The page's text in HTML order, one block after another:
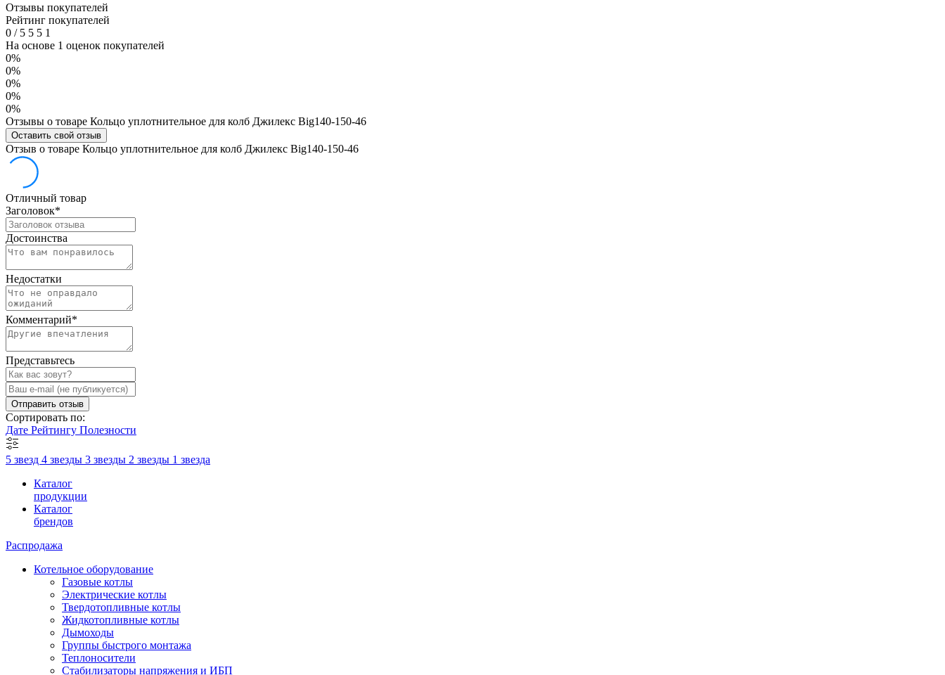
Отзывы покупателей
Рейтинг покупателей
0 /5 5 5 1
На основе 1 оценок покупателей
0%
0%
0%
0%
0%
Отзывы о товаре Кольцо уплотнительное для колб Джилекс Big140-150-46
Оставить свой отзыв
Отзыв о товаре Кольцо уплотнительное для колб Джилекс Big140-150-46
Отличный товар
Заголовок*
Достоинства
Недостатки
Комментарий*
Представьтесь
Отправить отзыв
Сортировать по:
Дате Рейтингу Полезности
5 звезд 4 звезды 3 звезды 2 звезды 1 звезда
Каталог
продукции
Каталог
брендов
Распродажа
Котельное оборудование
Газовые котлы
Электрические котлы
Твердотопливные котлы
Жидкотопливные котлы
Дымоходы
Группы быстрого монтажа
Теплоносители
Стабилизаторы напряжения и ИБП